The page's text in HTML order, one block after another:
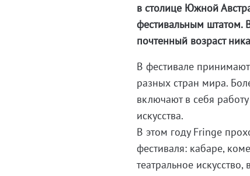
в столице Южной
фестивальным штатом.
почтенный возраст
В фестивале
разных стран мира.
включают в себя
искусства.
В этом году Fringe
фестиваля: кабаре,
театральное